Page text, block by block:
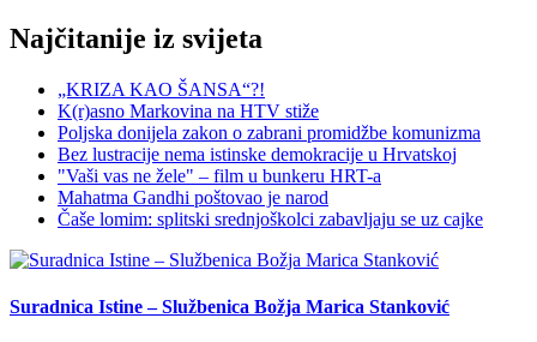
Najčitanije iz svijeta
„KRIZA KAO ŠANSA“?!
K(r)asno Markovina na HTV stiže
Poljska donijela zakon o zabrani promidžbe komunizma
Bez lustracije nema istinske demokracije u Hrvatskoj
"Vaši vas ne žele" – film u bunkeru HRT-a
Mahatma Gandhi poštovao je narod
Čaše lomim: splitski srednjoškolci zabavljaju se uz cajke
Suradnica Istine – Službenica Božja Marica Stanković